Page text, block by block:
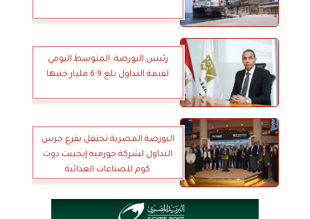
رئيس البورصة: المتوسط اليومي
لقيمة التداول بلغ 6.9 مليار جنيها
البورصة المصرية تحتفل بقرع جرس
التداول لشركة جورميه إيجيبت دوت
كوم للصناعات الغذائية